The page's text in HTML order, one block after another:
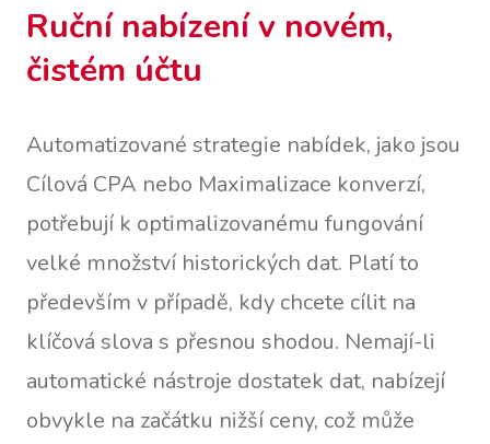
Ruční nabízení v novém,
čistém účtu
Automatizované strategie nabídek, jako jsou
Cílová CPA nebo Maximalizace konverzí,
potřebují k optimalizovanému fungování
velké množství historických dat. Platí to
především v případě, kdy chcete cílit na
klíčová slova s přesnou shodou. Nemají-li
automatické nástroje dostatek dat, nabízejí
obvykle na začátku nižší ceny, což může